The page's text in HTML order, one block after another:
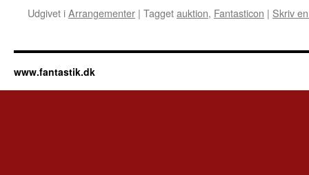
Udgivet iArrangementer | Taggetauktion, Fantasticon | Skriv
www.fantastik.dk